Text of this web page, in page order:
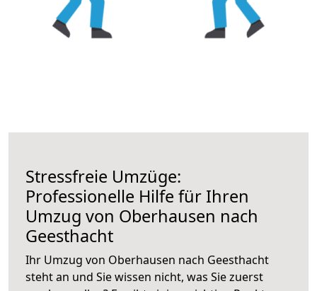
Stressfreie Umzüge:
Professionelle Hilfe für Ihren
Umzug von Oberhausen nach
Geesthacht
Ihr Umzug von Oberhausen nach Geesthacht
steht an und Sie wissen nicht, was Sie zuerst